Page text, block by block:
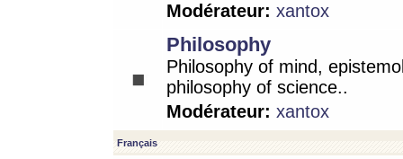
Modérateur: xantox
Philosophy
Philosophy of mind,
philosophy of science..
Modérateur: xantox
Français